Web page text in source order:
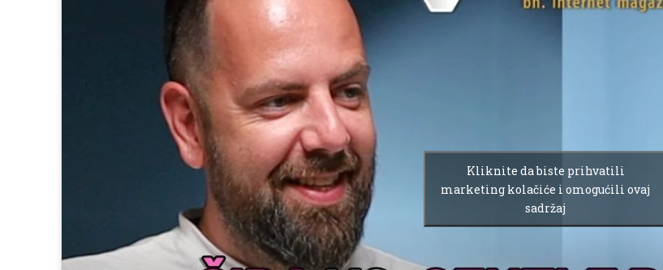
Kliknite da biste prihvatili
marketing kolačiće i omogućili ovaj
sadržaj